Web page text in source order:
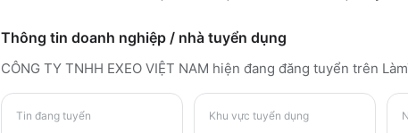
Thông tin doanh nghiệp / nhà tuyển dụng
CÔNG TY TNHH EXEO VIỆT NAM hiện đang đăng tuyển trên
Tin đang tuyển Khu vực tuyển dụng